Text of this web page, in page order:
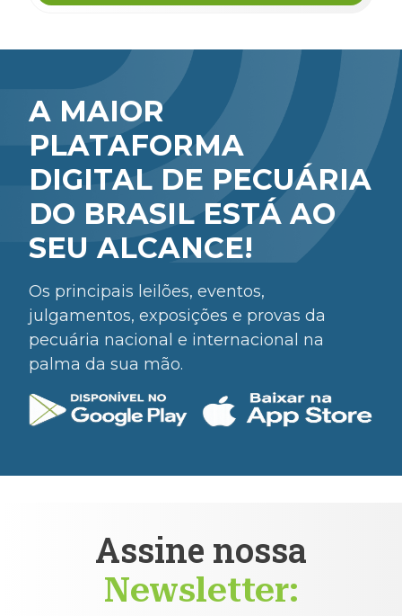
A MAIOR
PLATAFORMA
DIGITAL DE PECUÁRIA
DO BRASIL ESTÁ AO
SEU ALCANCE!
Os principais leilões, eventos,
julgamentos, exposições e provas da
pecuária nacional e internacional na
palma da sua mão.
Assine nossa
Newsletter: